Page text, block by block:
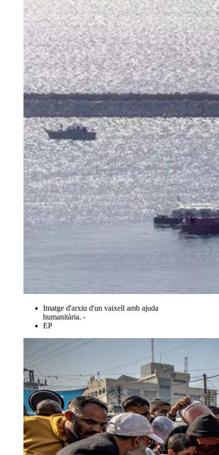
Imatge d'arxiu d'un vaixell amb ajuda
humanitària. -
EP